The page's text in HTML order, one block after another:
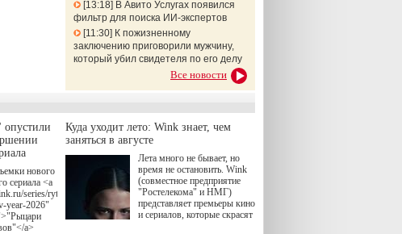
13:18 В Авито Услугах появился
фильтр для поиска ИИ-экспертов
11:30 К пожизненному
заключению приговорили мужчину,
который убил свидетеля по его делу
Все новости
опустили
нового
сериала <a
series/rytsari-
year-2026"
a>
Куда уходит лето: Wink знает, чем
заняться в августе
Лета много не бывает, но
время не остановить. Wink
(совместное предприятие
"Ростелекома" и НМГ)
представляет премьеры кино
и сериалов, которые скрасят